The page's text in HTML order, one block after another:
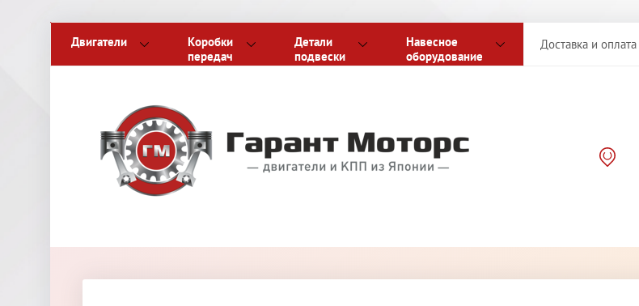
Доставка и оплата
Двигатели
Коробки
передач
Детали
подвески
Навесное
оборудование